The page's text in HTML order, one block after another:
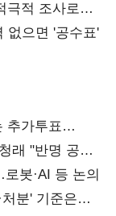
극적 조사로
없으면 '공수표'
추가투표
래 "반명 공세
봇·AI 등 논의
분' 기준은